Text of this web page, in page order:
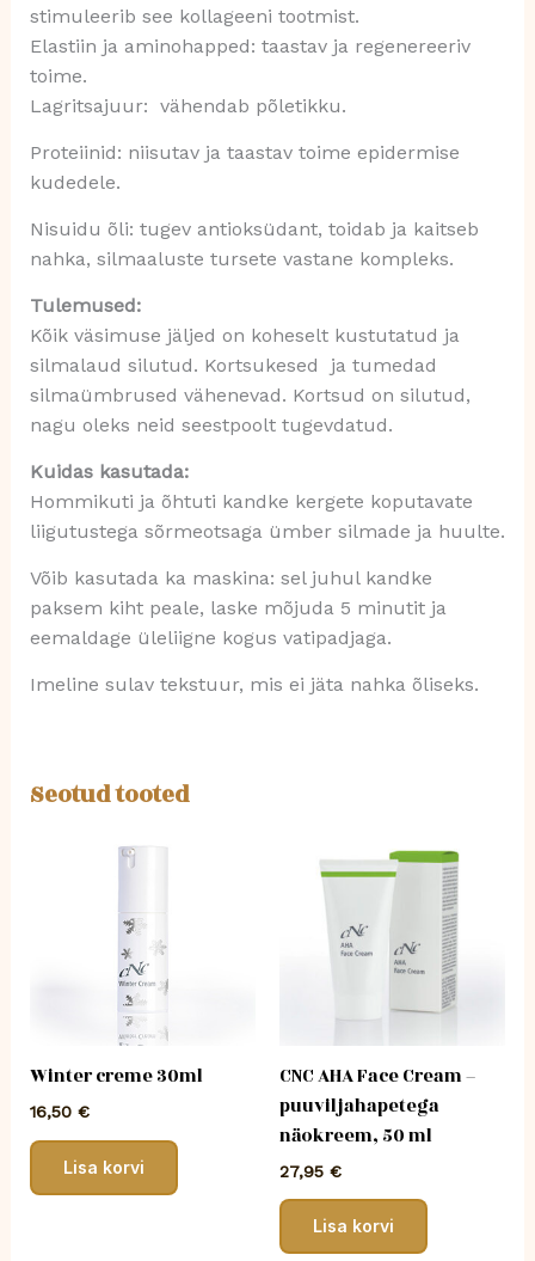
stimuleerib see kollageeni tootmist.
Elastiin ja aminohapped: taastav ja regenereeriv
toime.
Lagritsajuur: vähendab põletikku.
Proteiinid: niisutav ja taastav toime epidermise
kudedele.
Nisuidu õli: tugev antioksüdant, toidab ja kaitseb
nahka, silmaaluste tursete vastane kompleks.
Tulemused:
Kõik väsimuse jäljed on koheselt kustutatud ja
silmalaud silutud. Kortsukesed ja tumedad
silmaümbrused vähenevad. Kortsud on silutud,
nagu oleks neid seestpoolt tugevdatud.
Kuidas kasutada:
Hommikuti ja õhtuti kandke kergete koputavate
liigutustega sõrmeotsaga ümber silmade ja huulte.
Võib kasutada ka maskina: sel juhul kandke
paksem kiht peale, laske mõjuda 5 minutit ja
eemaldage üleliigne kogus vatipadjaga.
Imeline sulav tekstuur, mis ei jäta nahka õliseks.
Seotud tooted
Winter creme 30ml
16,50 €
Lisa korvi
CNC AHA Face Cream –
puuviljahapetega
näokreem, 50 ml
27,95 €
Lisa korvi